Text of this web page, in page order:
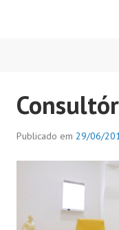
CLÍNICA
Publicado em 29/06/